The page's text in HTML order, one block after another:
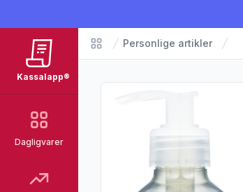
Kassalapp®
Dagligvarer
Matvarer
Personlige artikler